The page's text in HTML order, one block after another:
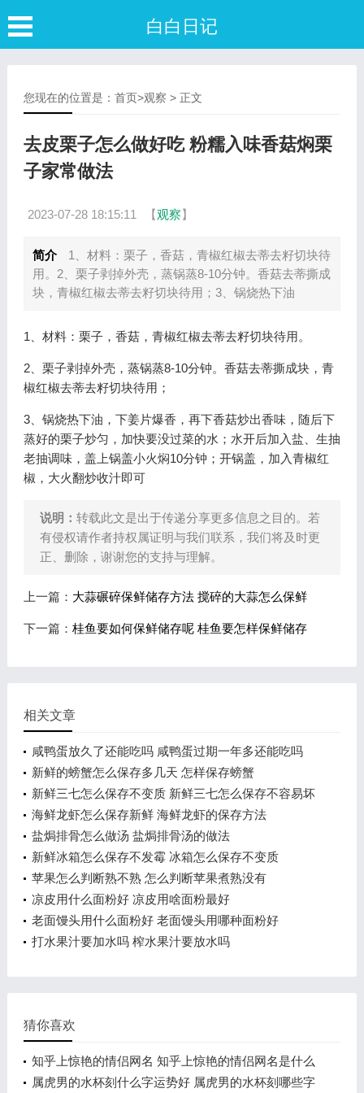
白白日记
您现在的位置是： 首页>观察 > 正文
去皮栗子怎么做好吃 粉糯入味香菇焖栗
子家常做法
2023-07-28 18:15:11 【观察】
简介
1、材料：栗子，香菇，青椒红椒去蒂去籽切块待
用。2、栗子剥掉外壳，蒸锅蒸8-10分钟。香菇去蒂撕成
块，青椒红椒去蒂去籽切块待用；3、锅烧热下油
1、材料：栗子，香菇，青椒红椒去蒂去籽切块待用。
2、栗子剥掉外壳，蒸锅蒸8-10分钟。香菇去蒂撕成块，青
椒红椒去蒂去籽切块待用；
3、锅烧热下油，下姜片爆香，再下香菇炒出香味，随后下
蒸好的栗子炒匀，加快要没过菜的水；水开后加入盐、生抽
老抽调味，盖上锅盖小火焖10分钟；开锅盖，加入青椒红
椒，大火翻炒收汁即可
说明： 转载此文是出于传递分享更多信息之目的。若
有侵权请作者持权属证明与我们联系，我们将及时更
正、删除，谢谢您的支持与理解。
上一篇： 大蒜碾碎保鲜储存方法 搅碎的大蒜怎么保鲜
下一篇： 桂鱼要如何保鲜储存呢 桂鱼要怎样保鲜储存
相关文章
咸鸭蛋放久了还能吃吗 咸鸭蛋过期一年多还能吃吗
新鲜的螃蟹怎么保存多几天 怎样保存螃蟹
新鲜三七怎么保存不变质 新鲜三七怎么保存不容易坏
海鲜龙虾怎么保存新鲜 海鲜龙虾的保存方法
盐焗排骨怎么做汤 盐焗排骨汤的做法
新鲜冰箱怎么保存不发霉 冰箱怎么保存不变质
苹果怎么判断熟不熟 怎么判断苹果煮熟没有
凉皮用什么面粉好 凉皮用啥面粉最好
老面馒头用什么面粉好 老面馒头用哪种面粉好
打水果汁要加水吗 榨水果汁要放水吗
猜你喜欢
知乎上惊艳的情侣网名 知乎上惊艳的情侣网名是什么
属虎男的水杯刻什么字运势好 属虎男的水杯刻哪些字